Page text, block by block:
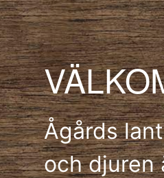
Ågårds
och djuren